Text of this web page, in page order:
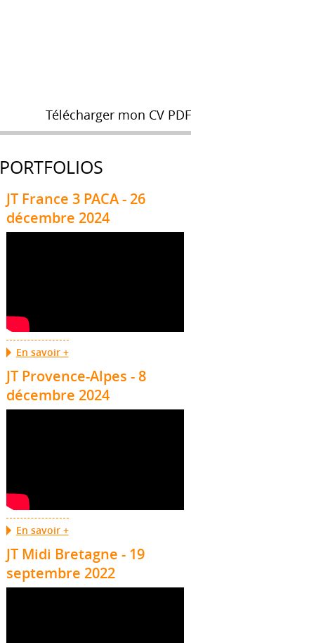
Télécharger mon CV PDF
PORTFOLIOS
JT France 3 PACA - 26
décembre 2024
En savoir +
JT Provence-Alpes - 8
décembre 2024
En savoir +
JT Midi Bretagne - 19
septembre 2022